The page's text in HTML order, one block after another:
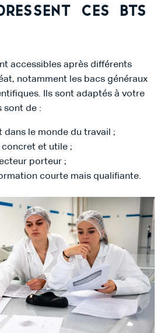
ces BTS
accessibles après différents
notamment les bacs généraux
Ils sont adaptés à votre
sont de :
le monde du travail ;
et utile ;
porteur ;
courte mais qualifiante.